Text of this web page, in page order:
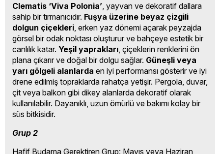
Clematis ‘Viva Polonia’ , yayvan ve dekoratif dallara
sahip bir tırmanıcıdır. Fuşya üzerine beyaz çizgili
dolgun çiçekleri , erken yaz dönemi açarak peyzajda
görsel bir odak noktası oluşturur ve bahçeye estetik bir
canlılık katar. Yeşil yaprakları , çiçeklerin renklerini ön
plana çıkarır ve doğal bir dolgu sağlar. Güneşli veya
yarı gölgeli alanlarda en iyi performansı gösterir ve iyi
drene edilmiş topraklarda rahatça yetişir. Pergola, duvar,
çit veya balkon gibi dikey alanlarda dekoratif olarak
kullanılabilir. Dayanıklı, uzun ömürlü ve bakımı kolay bir
süs bitkisidir.
Grup 2
Hafif Budama Gerektiren Grup: Mayıs veya Haziran